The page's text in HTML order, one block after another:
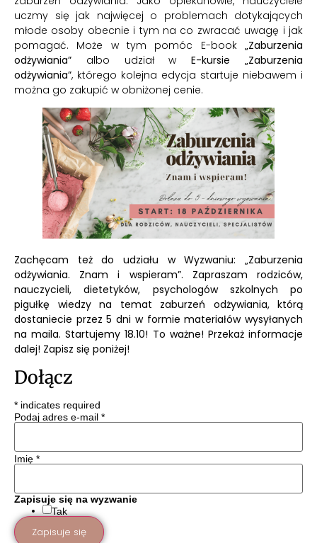
uczmy się jak najwięcej o problemach dotykających
młode osoby obecnie i tym na co zwracać uwagę i jak
pomagać. Może w tym pomóc E-book „Zaburzenia
odżywiania”
albo udział wE-kursie „Zaburzenia
odżywiania”, którego kolejna edycja startuje niebawem i
można go zakupić w obniżonej cenie.
Zachęcam też do udziału w Wyzwaniu: „Zaburzenia
odżywiania. Znam i wspieram”. Zapraszam rodziców,
nauczycieli, dietetyków, psychologów szkolnych po
pigułkę wiedzy na temat zaburzeń odżywiania, którą
dostaniecie przez 5 dni w formie materiałów wysyłanych
na maila. Startujemy 18.10! To ważne! Przekaż informacje
dalej! Zapisz się poniżej!
Dołącz
* indicates required
Podaj adres e-mail *
Imię *
Zapisuje się na wyzwanie
Tak